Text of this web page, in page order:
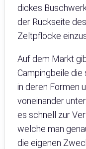
dickes
der Rückseite
Zeltpflöcke
Auf dem Markt
Campingbeile
in deren Formen
voneinander
es schnell zur
welche man
die eigenen